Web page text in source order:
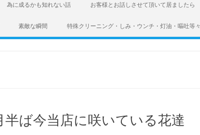
為に成るかも知れない話 お客様とお話しさせて頂いて居ましたら
素敵な瞬間 特殊クリーニング・しみ・ウンチ・灯油・嘔吐等々
ば今当店に咲いている花達